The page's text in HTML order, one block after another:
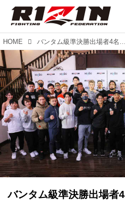
HOME バンタム級準決勝出場者4名を含む、全選手が計量クリア！Yogibo presents RIZIN.33 公開計量結果
バンタム級準決勝出場者